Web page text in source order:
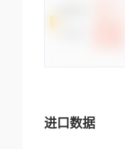
进口数据